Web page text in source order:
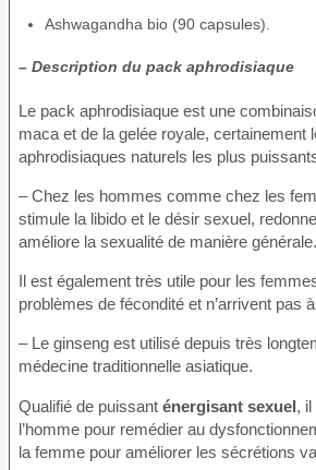
Ashwagandha bio (90 capsules).
– Description du pack aphrodisiaque
Le pack aphrodisiaque est une
maca et de la gelée royale, certainement
aphrodisiaques naturels les plus
– Chez les hommes comme chez les
stimule la libido et le désir sexuel,
améliore la sexualité de manière générale.
Il est également très utile pour les
problèmes de fécondité et n’arrivent pas
– Le ginseng est utilisé depuis très
médecine traditionnelle asiatique.
Qualifié de puissant énergisant sexuel,
l’homme pour remédier au
la femme pour améliorer les sécrétions